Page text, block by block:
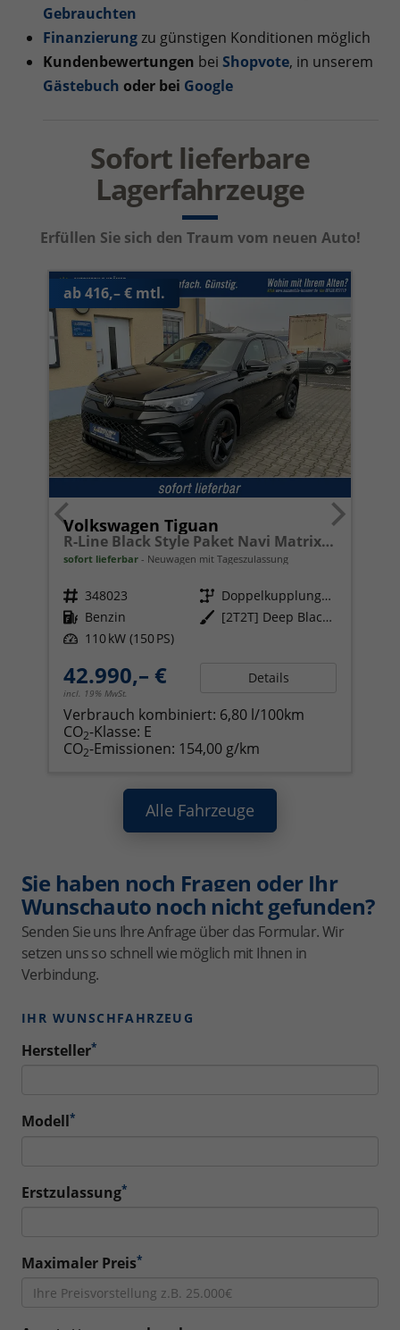
Gebrauchten
Finanzierungzu günstigen Konditionen möglich
Kundenbewertungen bei Shopvote, in unserem
Gästebuch oder bei Google
Sofort lieferbare
Lagerfahrzeuge
Erfüllen Sie sich den Traum vom neuen Auto!
ab 416,– € mtl.
Volkswagen Tiguan
R-Line Black Style Paket Navi Matrix-LED ACC
sofort lieferbar Neuwagen mit Tageszulassung
Fahrzeugnr. 348023 Getriebe
Doppelkupplungsgetriebe (DSG)
Kraftstoff Benzin Außenfarbe
[2T2T] Deep Black Perleffekt
Leistung 110 kW (150 PS)
42.990,– €
incl. 19% MwSt.
Details
Verbrauch kombiniert: 6,80 l/100km
CO2-Klasse: E
CO2-Emissionen: 154,00 g/km
Alle Fahrzeuge
Sie haben noch Fragen oder Ihr
Wunschauto noch nicht gefunden?
Senden Sie uns Ihre Anfrage über das Formular. Wir
setzen uns so schnell wie möglich mit Ihnen in
Verbindung.
IHR WUNSCHFAHRZEUG
Hersteller*
Modell*
Erstzulassung*
Maximaler Preis*